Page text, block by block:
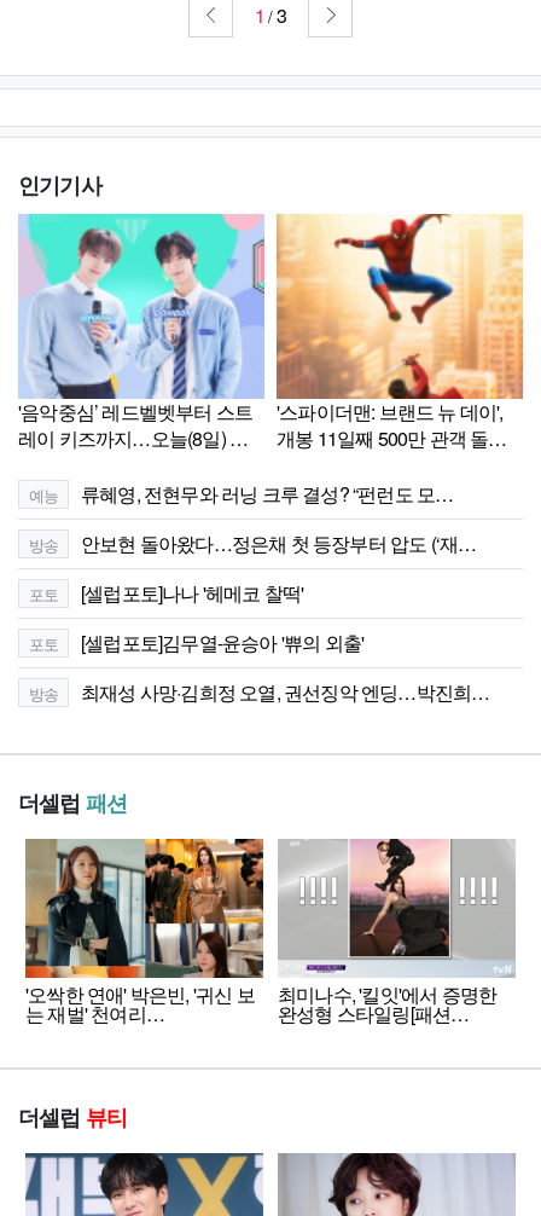
1 /3
인기기사
'음악중심’ 레드벨벳부터 스트
레이 키즈까지…오늘(8일) 화
'스파이더맨: 브랜드 뉴 데이',
개봉 11일째 500만 관객 돌
예능 류혜영, 전현무와 러닝 크루 결성? “펀런도 모…
방송 안보현 돌아왔다…정은채 첫 등장부터 압도 (‘재…
포토 [셀럽포토]나나 '헤메코 찰떡'
포토 [셀럽포토]김무열-윤승아 '쀼의 외출'
방송 최재성 사망·김희정 오열, 권선징악 엔딩…박진희…
더셀럽 패션
'오싹한 연애' 박은빈, '귀신 보
는 재벌' 천여리…
최미나수, '킬잇'에서 증명한
완성형 스타일링[패션…
더셀럽 뷰티